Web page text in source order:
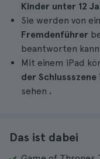
Kinder unter 12
Sie werden von
Fremdenführer
beantworten
Mit einem iPad
der Schlussszene
sehen .
Das ist dabei